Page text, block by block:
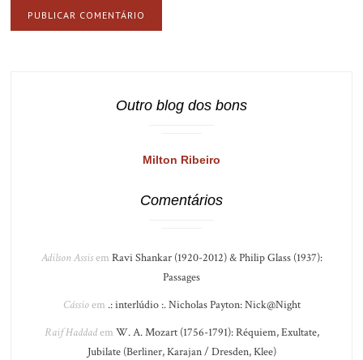
Outro blog dos bons
Milton Ribeiro
Comentários
Adilson Assisem Ravi Shankar (1920-2012) & Philip Glass (1937):
Passages
Cássioem .: interlúdio :. Nicholas Payton: Nick@Night
Raif Haddadem W. A. Mozart (1756-1791): Réquiem, Exultate,
Jubilate (Berliner, Karajan / Dresden, Klee)